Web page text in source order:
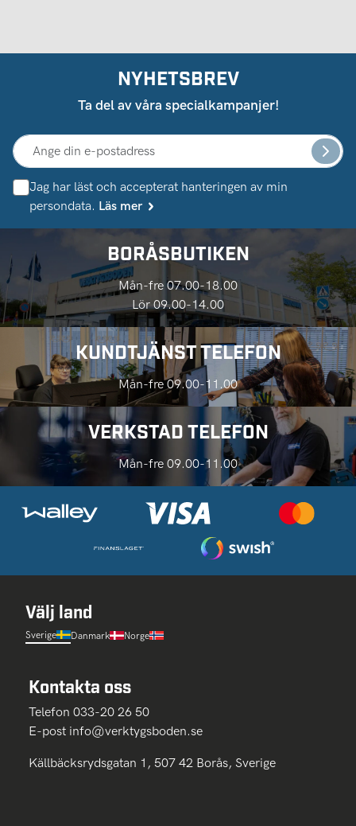
NYHETSBREV
Ta del av våra specialkampanjer!
Jag har läst och accepterat hanteringen av min
persondata. Läs mer
BORÅSBUTIKEN
Mån-fre 07.00-18.00
Lör 09.00-14.00
KUNDTJÄNST TELEFON
Mån-fre 09.00-11.00
VERKSTAD TELEFON
Mån-fre 09.00-11.00
Välj land
Sverige Danmark Norge
Kontakta oss
Telefon 033-20 26 50
E-post info@verktygsboden.se
Källbäcksrydsgatan 1, 507 42 Borås, Sverige